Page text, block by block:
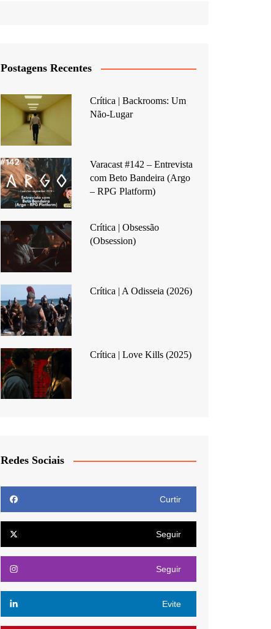
Postagens Recentes
Crítica | Backrooms: Um
Não-Lugar
Varacast #142 – Entrevista
com Beto Bandeira (Argo
– RPG Platform)
Crítica | Obsessão
(Obsession)
Crítica | A Odisseia (2026)
Crítica | Love Kills (2025)
Redes Sociais
Curtir
Seguir
Seguir
Evite